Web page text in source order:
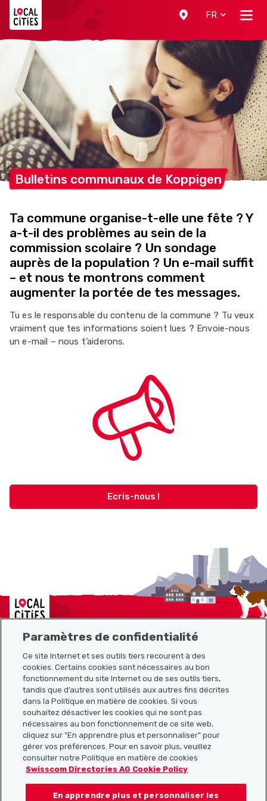
FR
Bulletins communaux de Koppigen
Ta commune organise-t-elle une fête ? Y
a-t-il des problèmes au sein de la
commission scolaire ? Un sondage
auprès de la population ? Un e-mail suffit
– et nous te montrons comment
augmenter la portée de tes messages.
Tu es le responsable du contenu de la commune ? Tu veux
vraiment que tes informations soient lues ? Envoie-nous
un e-mail – nous t’aiderons.
Ecris-nous !
Localcities
Plan du site
Liens utiles
Télécharger l’application Localcities
Paramètres de confidentialité
Ce site Internet et ses outils tiers recourent à des
cookies. Certains cookies sont nécessaires au bon
fonctionnement du site Internet ou de ses outils tiers,
tandis que d’autres sont utilisés aux autres fins décrites
dans la Politique en matière de cookies. Si vous
souhaitez désactiver les cookies qui ne sont pas
nécessaires au bon fonctionnement de ce site web,
cliquez sur "En apprendre plus et personnaliser" pour
gérer vos préférences. Pour en savoir plus, veuillez
consulter notre Politique en matière de cookies
Swisscom Directories AG Cookie Policy
En apprendre plus et personnaliser les